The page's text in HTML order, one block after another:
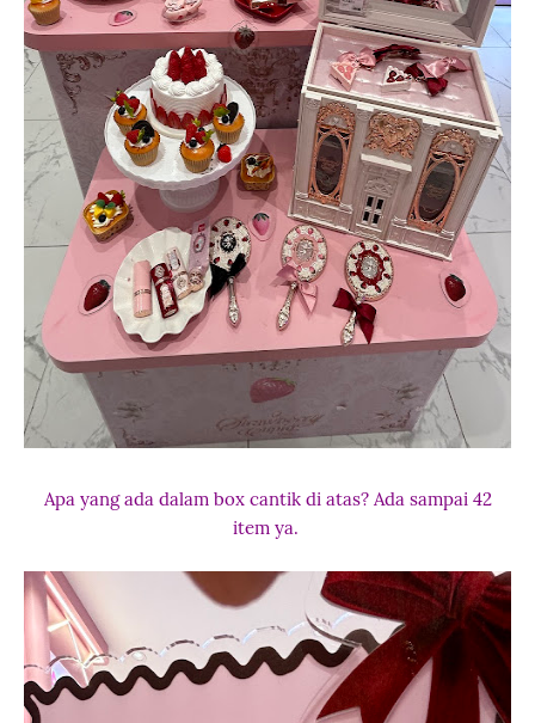
Apa yang ada dalam box cantik di atas? Ada sampai 42
item ya.